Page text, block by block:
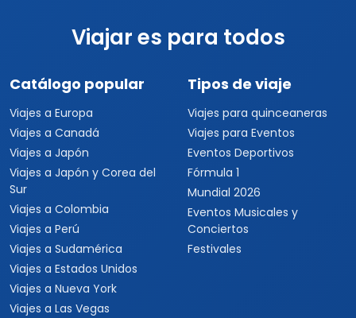
Viajar es para todos
Catálogo popular
Viajes a Europa
Viajes a Canadá
Viajes a Japón
Viajes a Japón y Corea del
Sur
Viajes a Colombia
Viajes a Perú
Viajes a Sudamérica
Viajes a Estados Unidos
Viajes a Nueva York
Viajes a Las Vegas
Tipos de viaje
Viajes para quinceaneras
Viajes para Eventos
Eventos Deportivos
Fórmula 1
Mundial 2026
Eventos Musicales y
Conciertos
Festivales